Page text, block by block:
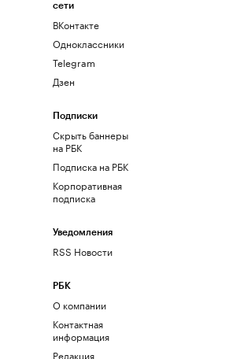
сети
ВКонтакте
Одноклассники
Telegram
Дзен
Подписки
Скрыть баннеры
на РБК
Подписка на РБК
Корпоративная
подписка
Уведомления
RSS Новости
РБК
О компании
Контактная
информация
Редакция